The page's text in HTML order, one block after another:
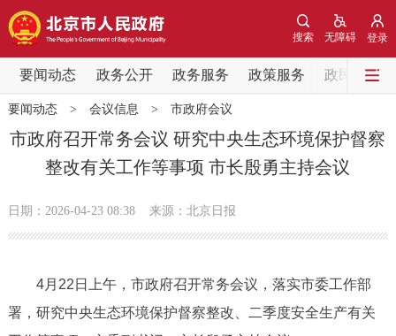
登录
无障碍
搜索
要闻动态 政务公开 政务服务 政策服务 政民互动
要闻动态
党中央精神 国务院信息
北京要闻 会议信息 部门动态
市领导 机构职能 政策服务
要闻动态> 会议信息 > 市政府会议
市政府召开常务会议 研究中央生态环境保护督察
整改有关工作等事项 市长殷勇主持会议
日期：2026-04-23 08:38 来源：北京日报
4月22日上午，市政府召开常务会议，落实市委工作部
署，研究中央生态环境保护督察整改、二季度安全生产有关